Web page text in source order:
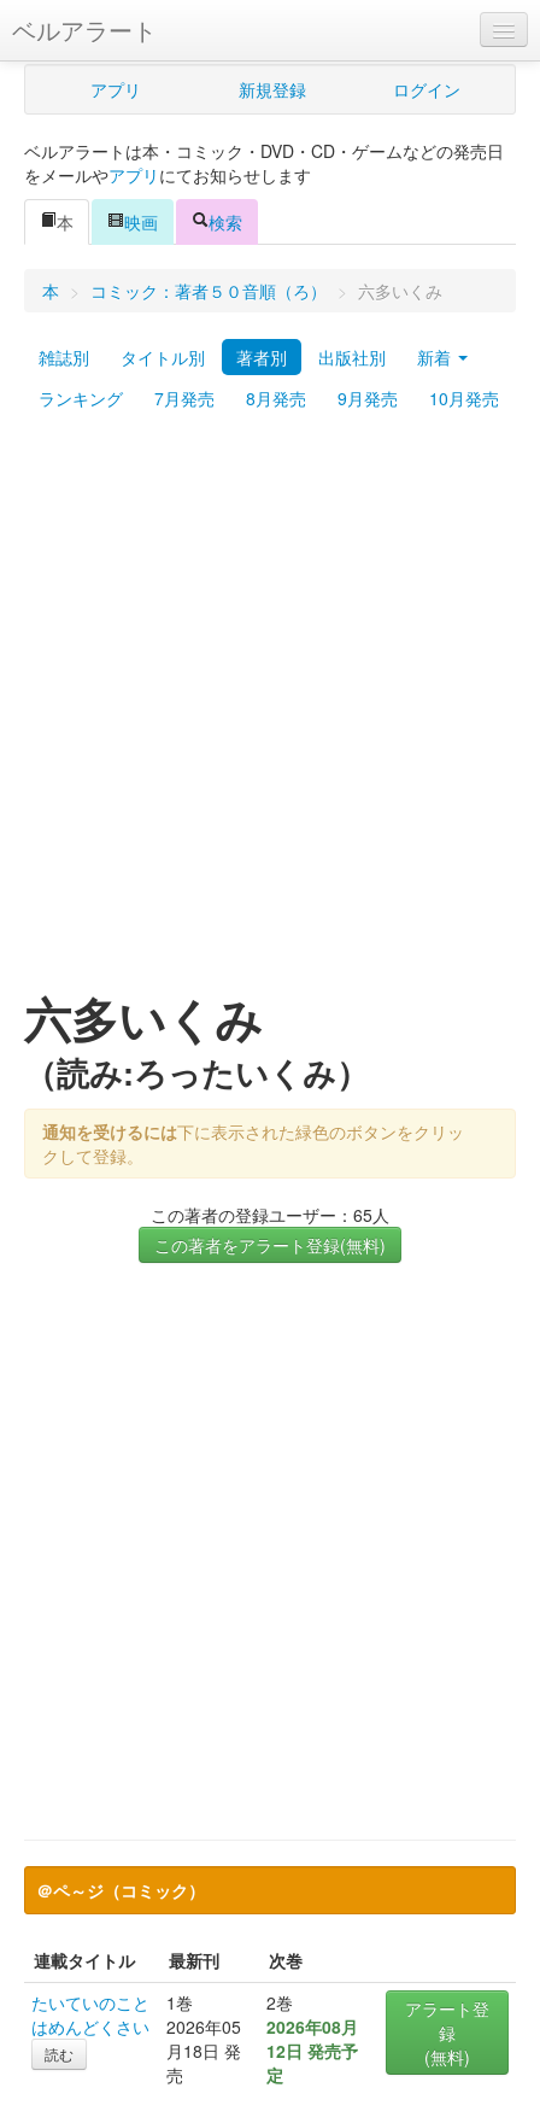
ベルアラート
ベルアラートとは
新規登録
ログイン
Myシェルフ
プレミアム
アプリ 新規登録 ログイン
ベルアラートは本・コミック・DVD・CD・ゲームなどの発売日
をメールやアプリ にてお知らせします
本
映画 検索
本 > コミック：著者５０音順（ろ） > 六多いくみ
雑誌別 タイトル別 著者別 出版社別
新着
ランキング
7月発売 8月発売 9月発売 10月発売
六多いくみ
（読み:ろったいくみ）
通知を受けるには下に表示された緑色のボタンをクリッ
クして登録。
この著者の登録ユーザー：65人
この著者をアラート登録(無料)
＠ペ～ジ（コミック）
連載タイトル 最新刊
次巻
たいていのこと
はめんどくさい
読む
1巻
2026年05
月18日 発
売
2巻
2026年08月
12日 発売予
定
アラート登
録
(無料)